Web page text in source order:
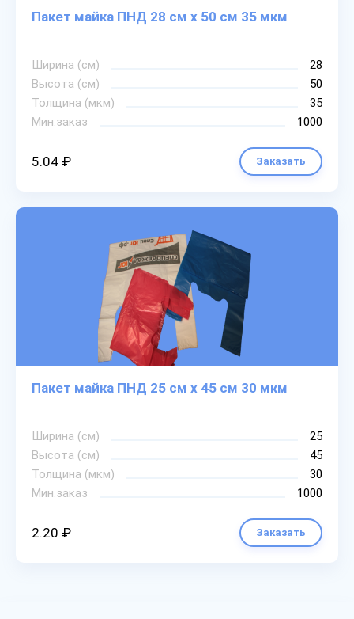
Пакет майка ПНД 28 см х 50 см 35 мкм
Ширина (см)
28
Высота (см)
50
Толщина (мкм)
35
Мин.заказ
1000
5.04 ₽ Заказать
Пакет майка ПНД 25 см х 45 см 30 мкм
Ширина (см)
25
Высота (см)
45
Толщина (мкм)
30
Мин.заказ
1000
2.20 ₽ Заказать